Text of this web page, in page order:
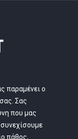
παραμένει ο
Σας
που μας
πάθος,